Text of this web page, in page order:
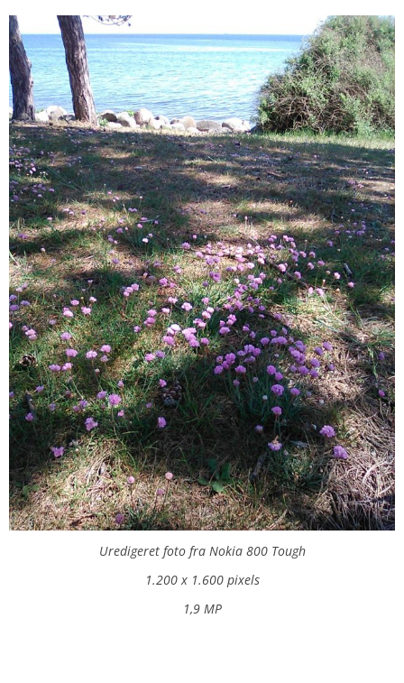
Uredigeret foto fra Nokia 800 Tough
1.200 x 1.600 pixels
1,9 MP